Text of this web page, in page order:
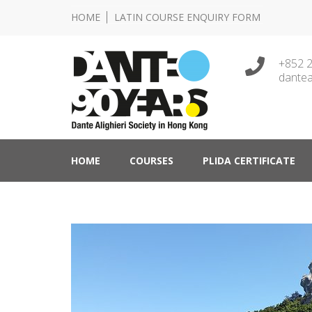
HOME LATIN COURSE ENQUIRY FORM
Dante Alighieri
+852
HOME COURSES PLIDA CERTIFICATE